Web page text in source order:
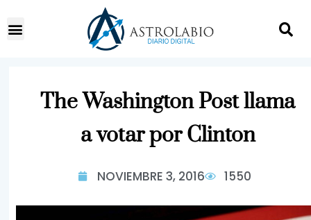
The Washington Post llama
a votar por Clinton
NOVIEMBRE 3, 2016 1550